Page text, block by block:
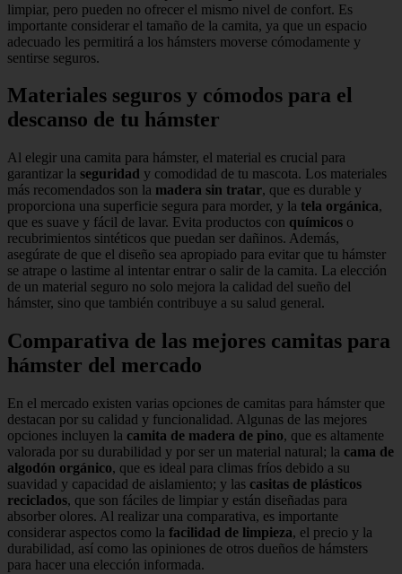
limpiar, pero pueden no ofrecer el mismo nivel de confort. Es
importante considerar el tamaño de la camita, ya que un espacio
adecuado les permitirá a los hámsters moverse cómodamente y
sentirse seguros.
Materiales seguros y cómodos para el
descanso de tu hámster
Al elegir una camita para hámster, el material es crucial para
garantizar la seguridad y comodidad de tu mascota. Los materiales
más recomendados son la madera sin tratar, que es durable y
proporciona una superficie segura para morder, y la tela orgánica,
que es suave y fácil de lavar. Evita productos con químicos o
recubrimientos sintéticos que puedan ser dañinos. Además,
asegúrate de que el diseño sea apropiado para evitar que tu hámster
se atrape o lastime al intentar entrar o salir de la camita. La elección
de un material seguro no solo mejora la calidad del sueño del
hámster, sino que también contribuye a su salud general.
Comparativa de las mejores camitas para
hámster del mercado
En el mercado existen varias opciones de camitas para hámster que
destacan por su calidad y funcionalidad. Algunas de las mejores
opciones incluyen la camita de madera de pino, que es altamente
valorada por su durabilidad y por ser un material natural; la cama de
algodón orgánico, que es ideal para climas fríos debido a su
suavidad y capacidad de aislamiento; y las casitas de plásticos
reciclados, que son fáciles de limpiar y están diseñadas para
absorber olores. Al realizar una comparativa, es importante
considerar aspectos como la facilidad de limpieza, el precio y la
durabilidad, así como las opiniones de otros dueños de hámsters
para hacer una elección informada.